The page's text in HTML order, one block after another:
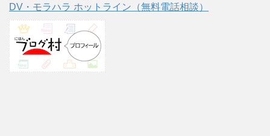
DV・モラハラ ホットライン（無料電話相談）